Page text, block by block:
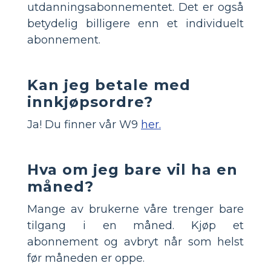
utdanningsabonnementet. Det er også
betydelig billigere enn et individuelt
abonnement.
Kan jeg betale med
innkjøpsordre?
Ja! Du finner vår W9 her.
Hva om jeg bare vil ha en
måned?
Mange av brukerne våre trenger bare
tilgang i en måned. Kjøp et
abonnement og avbryt når som helst
før måneden er oppe.